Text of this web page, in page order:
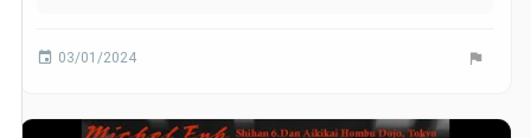
03/01/2024